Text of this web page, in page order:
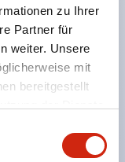
zu Ihrer
Partner für
weiter. Unsere
mit
bereitgestellt